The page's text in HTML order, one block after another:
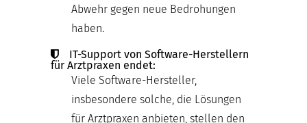
Abwehr gegen neue Bedrohungen
haben.
IT-Support von Software-Herstellern
für Arztpraxen endet:
Viele Software-Hersteller,
insbesondere solche, die Lösungen
für Arztpraxen anbieten, stellen den